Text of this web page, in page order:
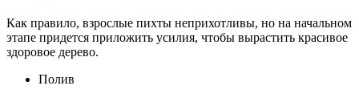
Как правило, взрослые пихты неприхотливы, но на начальном
этапе придется приложить усилия, чтобы вырастить красивое
здоровое дерево.
Полив